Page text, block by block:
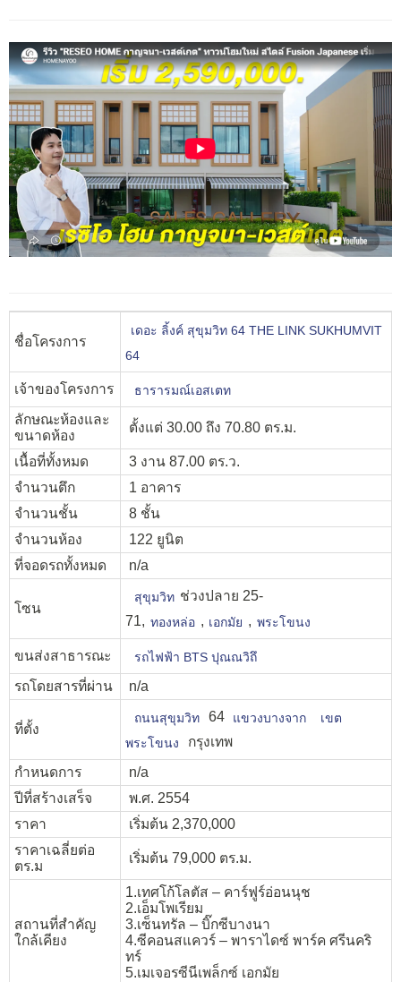
ชื่อโครงการ
เดอะ ลิ้งค์ สุขุมวิท 64 THE LINK SUKHUMVIT
64
เจ้าของโครงการ ธารารมณ์เอสเตท
ลักษณะห้องและ
ขนาดห้อง
ตั้งแต่ 30.00 ถึง 70.80 ตร.ม.
เนื้อที่ทั้งหมด
3 งาน 87.00 ตร.ว.
จำนวนตึก
1 อาคาร
จำนวนชั้น
8 ชั้น
จำนวนห้อง
122 ยูนิต
ที่จอดรถทั้งหมด
n/a
โซน
สุขุมวิท ช่วงปลาย 25-
71, ทองหล่อ , เอกมัย , พระโขนง
ขนส่งสาธารณะ รถไฟฟ้า BTS ปุณณวิถึ
รถโดยสารที่ผ่าน n/a
ที่ตั้ง
ถนนสุขุมวิท 64 แขวงบางจาก
เขต
พระโขนง
กรุงเทพ
กำหนดการ
n/a
ปีที่สร้างเสร็จ
พ.ศ. 2554
ราคา
เริ่มต้น 2,370,000
ราคาเฉลี่ยต่อ
ตร.ม
เริ่มต้น 79,000 ตร.ม.
สถานที่สำคัญ
ใกล้เคียง
1.เทศโก้โลตัส – คาร์ฟูร์อ่อนนุช
2.เอ็มโพเรียม
3.เซ็นทรัล – บิ๊กซีบางนา
4.ซีคอนสแควร์ – พาราไดซ์ พาร์ค ศรีนคริ
ทร์
5.เมเจอรซีนีเพล็กซ์ เอกมัย